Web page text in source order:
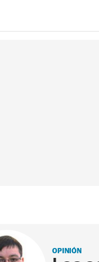
ACTUALIDAD
OPINIÓN